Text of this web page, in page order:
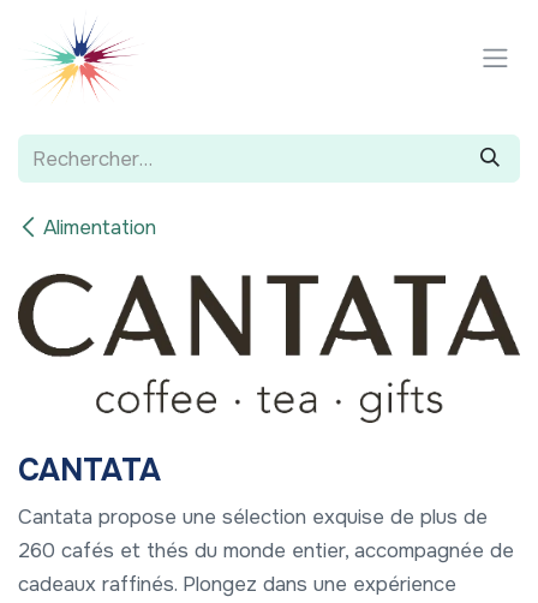
Alimentation
CANTATA
Cantata propose une sélection exquise de plus de
260 cafés et thés du monde entier, accompagnée de
cadeaux raffinés. Plongez dans une expérience